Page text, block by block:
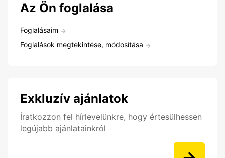
Az Ön foglalása
Foglalásaim
Foglalások megtekintése, módosítása
Exkluzív ajánlatok
Íratkozzon fel hírlevelünkre, hogy értesülhessen
legújabb ajánlatainkról